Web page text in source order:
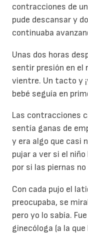
contracciones de
pude descansar y
continuaba
Unas dos horas
sentir presión en el
vientre. Un tacto y
bebé seguía en
Las contracciones
sentía ganas de
y era algo que casi
pujar a ver si el
por si las piernas
Con cada pujo el
preocupaba, se
pero yo lo sabía.
ginecóloga (a la